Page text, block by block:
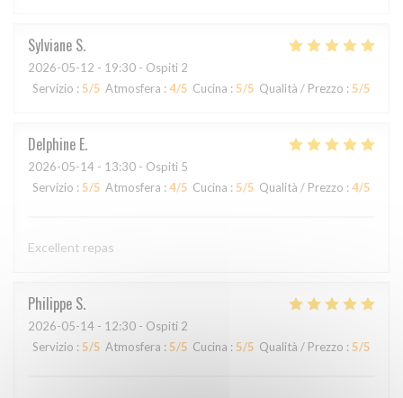
Sylviane S
2026-05-12 - 19:30 - Ospiti 2
Servizio : 5/5 Atmosfera : 4/5 Cucina : 5/5 Qualità / Prezzo : 5/5
Delphine E
2026-05-14 - 13:30 - Ospiti 5
Servizio : 5/5 Atmosfera : 4/5 Cucina : 5/5 Qualità / Prezzo : 4/5
Excellent repas
Philippe S
2026-05-14 - 12:30 - Ospiti 2
Servizio : 5/5 Atmosfera : 5/5 Cucina : 5/5 Qualità / Prezzo : 5/5